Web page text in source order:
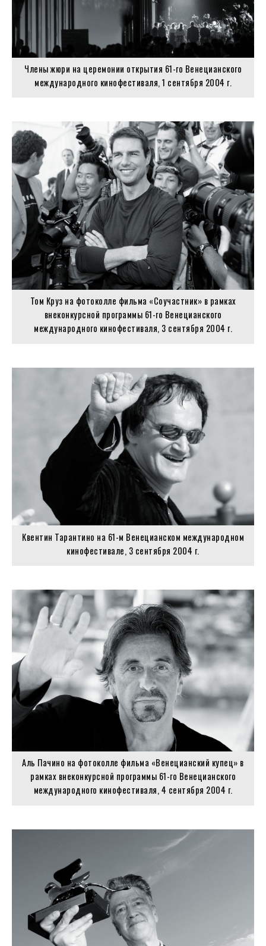
Члены жюри на церемонии открытия 61-го Венецианского
международного кинофестиваля, 1 сентября 2004 г.
Том Круз на фотоколле фильма «Соучастник» в рамках
внеконкурсной программы 61-го Венецианского
международного кинофестиваля, 3 сентября 2004 г.
Квентин Тарантино на 61-м Венецианском международном
кинофестивале, 3 сентября 2004 г.
Аль Пачино на фотоколле фильма «Венецианский купец» в
рамках внеконкурсной программы 61-го Венецианского
международного кинофестиваля, 4 сентября 2004 г.